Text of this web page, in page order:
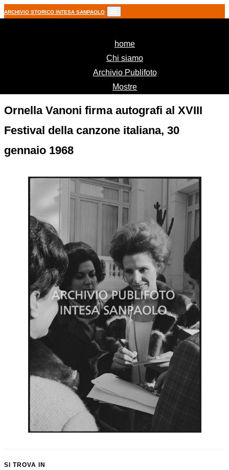
ARCHIVIO STORICO INTESA SANPAOLO
home(current)
Chi siamo
Archivio Publifoto
Mostre
Ornella Vanoni firma autografi al XVIII
Festival della canzone italiana, 30
gennaio 1968
SI TROVA IN